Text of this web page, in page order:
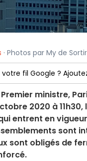
· Photos par My de
fil Google ?
ministre,
2020 à
entrent en
sont
sont obligés de